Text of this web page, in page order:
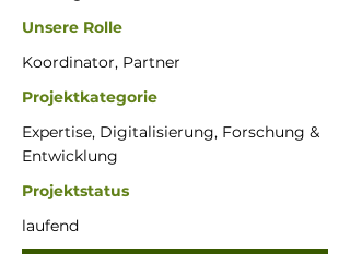
Unsere Rolle
Koordinator, Partner
Projektkategorie
Expertise, Digitalisierung, Forschung &
Entwicklung
Projektstatus
laufend